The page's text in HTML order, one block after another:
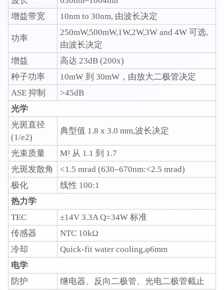
增益带宽
10nm to 30nm, 由波长决定
功率
250mW,500mW,1W,2W,3W and 4W 可选,
由波长决定
增益
高达 23dB (200x)
种子功率
10mW 到 30mW，由放大二极管决定
ASE 抑制
>45dB
光学
光斑直径
(1/e2)
典型值 1.8 x 3.0 mm,波长决定
光束质量
M² 从 1.1 到 1.7
光斑发散角
<1.5 mrad (630–670nm:<2.5 mrad)
极化
线性 100:1
热力学
TEC
±14V 3.3A Q=34W 标准
传感器
NTC 10kΩ
冷却
Quick-fit water cooling,φ6mm
电学
防护
继电器、反向二极管、光电二极管截止